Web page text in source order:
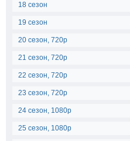
18 сезон
19 сезон
20 сезон, 720p
21 сезон, 720p
22 сезон, 720p
23 сезон, 720p
24 сезон, 1080p
25 сезон, 1080p